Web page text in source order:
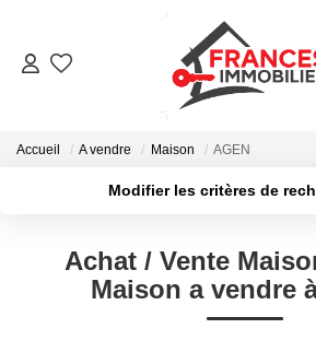
Accueil A vendre Maison AGEN
Modifier les critères de
Sélectionnez...
Type de bien
Surface
Achat / Vente
Maison a vendre